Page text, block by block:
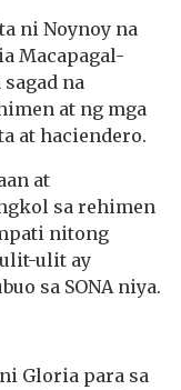
ni Noynoy na
Macapagal-
na
at ng mga
at haciendero.
at
sa rehimen
nitong
ulit ay
sa SONA niya.
Gloria para sa